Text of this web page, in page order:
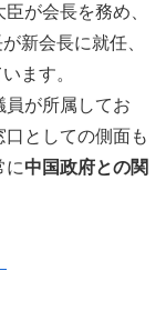
が会長を務め、
新会長に就任、
ます。
員が所属してお
としての側面も
に中国政府との関